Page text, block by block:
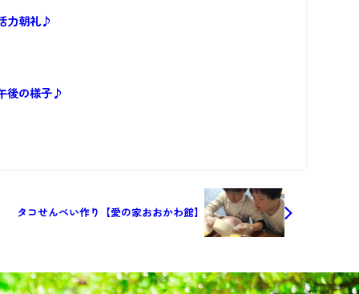
力朝礼♪
後の様子♪
タコせんべい作り【愛の家おおかわ館】